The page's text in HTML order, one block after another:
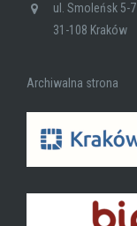
ul. Smoleńsk 5-7
31-108 Kraków
Archiwalna strona